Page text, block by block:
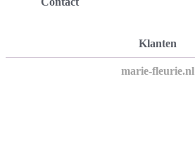
Klanten
marie-fleurie.nl